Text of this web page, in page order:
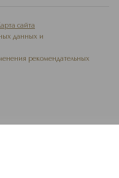
сайта
данных и
рекомендательных